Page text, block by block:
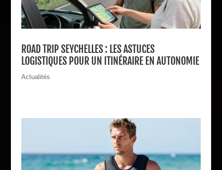
ROAD TRIP SEYCHELLES : LES ASTUCES
LOGISTIQUES POUR UN ITINÉRAIRE EN AUTONOMIE
Actualités